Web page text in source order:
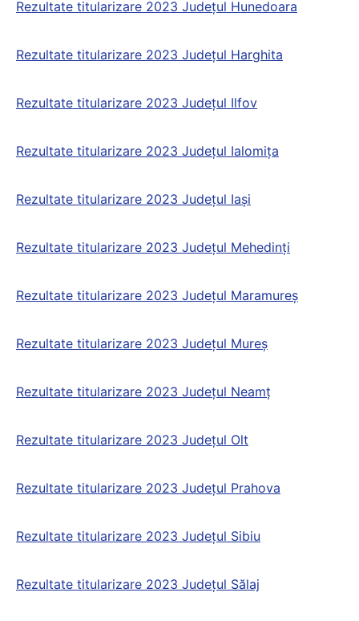
Rezultate titularizare 2023 Județul Hunedoara
Rezultate titularizare 2023 Județul Harghita
Rezultate titularizare 2023 Județul Ilfov
Rezultate titularizare 2023 Județul Ialomița
Rezultate titularizare 2023 Județul Iaşi
Rezultate titularizare 2023 Județul Mehedinți
Rezultate titularizare 2023 Județul Maramureş
Rezultate titularizare 2023 Județul Mureş
Rezultate titularizare 2023 Județul Neamț
Rezultate titularizare 2023 Județul Olt
Rezultate titularizare 2023 Județul Prahova
Rezultate titularizare 2023 Județul Sibiu
Rezultate titularizare 2023 Județul Sălaj